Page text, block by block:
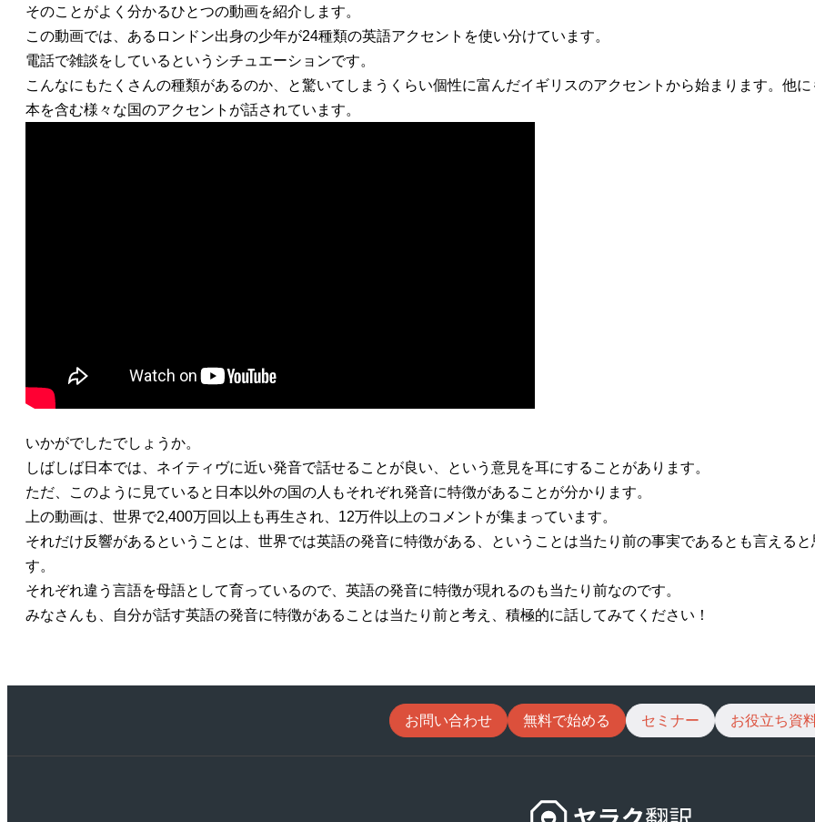
そのことがよく分かるひとつの動画を紹介します。
この動画では、あるロンドン出身の少年が24種類の英語アクセントを使い分けています。
電話で雑談をしているというシチュエーションです。
こんなにもたくさんの種類があるのか、と驚いてしまうくらい個性に富んだイギリスのアクセントから始まります。他に
本を含む様々な国のアクセントが話されています。
いかがでしたでしょうか。
しばしば日本では、ネイティヴに近い発音で話せることが良い、という意見を耳にすることがあります。
ただ、このように見ていると日本以外の国の人もそれぞれ発音に特徴があることが分かります。
上の動画は、世界で2,400万回以上も再生され、12万件以上のコメントが集まっています。
それだけ反響があるということは、世界では英語の発音に特徴がある、ということは当たり前の事実であるとも言えると
す。
それぞれ違う言語を母語として育っているので、英語の発音に特徴が現れるのも当たり前なのです。
みなさんも、自分が話す英語の発音に特徴があることは当たり前と考え、積極的に話してみてください！
お問い合わせ 無料で始める セミナー お役立ち資
ヤ